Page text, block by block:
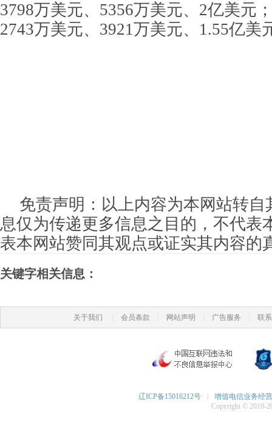
3798万美元、5356万美元、2亿美元
2743万美元、3921万美元、1.55亿美
免责声明：以上内容为本网站转自
息仅为传递更多信息之目的，不代表
表本网站赞同其观点或证实其内容的
关键字相关信息：
关于我们 会员条款 网站声明 广告服务 联
辽ICP备15016212号
增值电信业务经
Copyright © 2010-